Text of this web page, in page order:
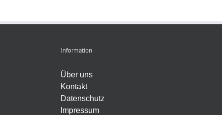
Information
Über uns
Kontakt
Datenschutz
Impressum